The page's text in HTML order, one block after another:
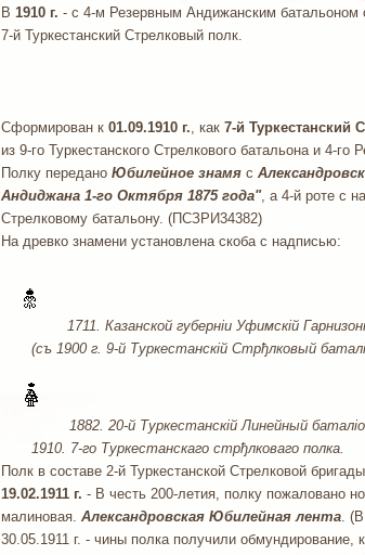
В 1910 г. - с 4-м Резервным Андижанским батальоном
7-й Туркестанский Стрелковый полк.
Сформирован к 01.09.1910 г., как 7-й Туркестанский
из 9-го Туркестанского Стрелкового батальона и 4-
Полку передано Юбилейное знамя с
Андиджана 1-го Октября 1875 года", а 4-й роте с
Стрелковому батальону. (ПСЗРИ34382)
На древко знамени установлена скоба с надписью:
1711. Казанской губернiи Уфимскiй
(съ 1900 г. 9-й Туркестанскiй Стрђлковый
1882. 20-й Туркестанскiй Линейный
1910. 7-го Туркестанскаго стрђлковаго полка.
Полк в составе 2-й Туркестанской Стрелковой
19.02.1911 г. - В честь 200-летия, полку пожаловано
малиновая. Александровская Юбилейная лента.
30.05.1911 г. - чины полка получили